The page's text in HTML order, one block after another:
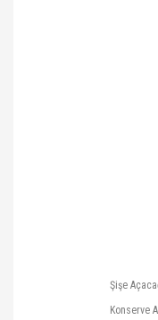
Şişe
Konserve